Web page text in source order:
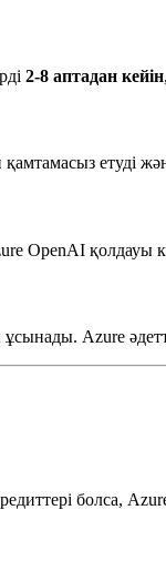
2-8 аптадан кейін
етуді
OpenAI қолдауы
Azure
болса,